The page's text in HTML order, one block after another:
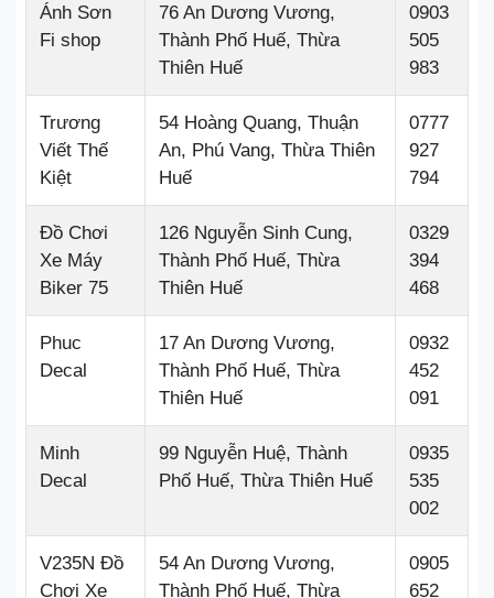
Ánh Sơn
Fi shop
76 An Dương Vương,
Thành Phố Huế, Thừa
Thiên Huế
0903
505
983
Trương
Viết Thế
Kiệt
54 Hoàng Quang, Thuận
An, Phú Vang, Thừa Thiên
Huế
0777
927
794
Đồ Chơi
Xe Máy
Biker 75
126 Nguyễn Sinh Cung,
Thành Phố Huế, Thừa
Thiên Huế
0329
394
468
Phuc
Decal
17 An Dương Vương,
Thành Phố Huế, Thừa
Thiên Huế
0932
452
091
Minh
Decal
99 Nguyễn Huệ, Thành
Phố Huế, Thừa Thiên Huế
0935
535
002
V235N Đồ
Chơi Xe
54 An Dương Vương,
Thành Phố Huế, Thừa
0905
652